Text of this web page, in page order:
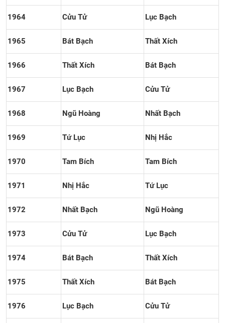
1964 Cửu Tử Lục Bạch
1965 Bát Bạch Thất Xích
1966 Thất Xích Bát Bạch
1967 Lục Bạch Cửu Tử
1968 Ngũ Hoàng Nhất Bạch
1969 Tứ Lục Nhị Hắc
1970 Tam Bích Tam Bích
1971 Nhị Hắc Tứ Lục
1972 Nhất Bạch Ngũ Hoàng
1973 Cửu Tử Lục Bạch
1974 Bát Bạch Thất Xích
1975 Thất Xích Bát Bạch
1976 Lục Bạch Cửu Tử